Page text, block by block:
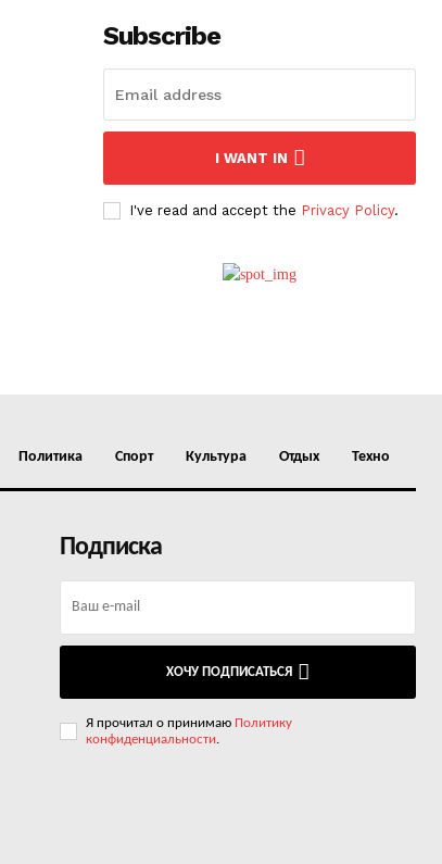
Subscribe
I WANT IN
I've read and accept the Privacy Policy.
Политика Спорт Культура Отдых Техно
Подписка
ХОЧУ ПОДПИСАТЬСЯ
Я прочитал о принимаю Политику
конфиденциальности.